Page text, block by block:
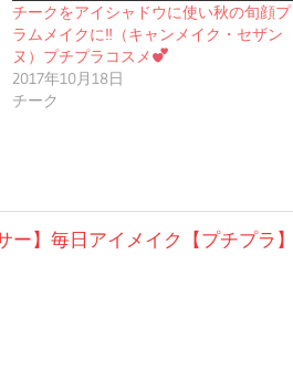
チークをアイシャドウに使い秋の旬顔プ
ラムメイクに‼（キャンメイク・セザン
ヌ）プチプラコスメ
2017年10月18日
チーク
ー】毎日アイメイク【プチプラ】